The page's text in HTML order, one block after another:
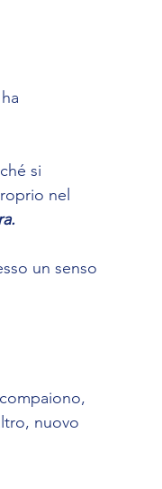
si
nel
un senso
nuovo